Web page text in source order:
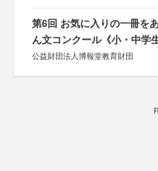
第6回 お気に入りの一冊を
ん文コンクール《小・中学
公益財団法人博報堂教育財団